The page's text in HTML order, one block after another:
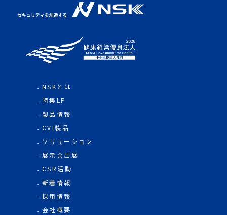
NSKとは
特集LP
製品情報
CVI製品
ソリューション
展示会出展
CSR活動
新着情報
採用情報
会社概要